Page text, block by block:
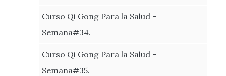
Curso Qi Gong Para la Salud –
Semana#34.
Curso Qi Gong Para la Salud –
Semana#35.